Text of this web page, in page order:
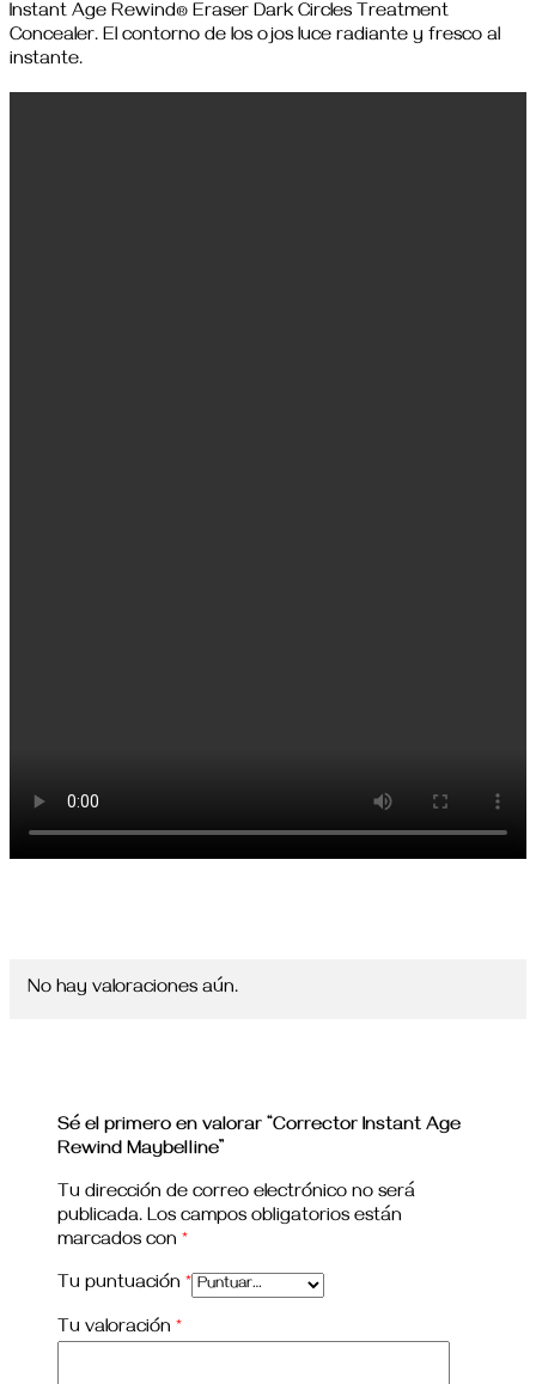
Instant Age Rewind® Eraser Dark Circles Treatment
Concealer. El contorno de los ojos luce radiante y fresco al
instante.
No hay valoraciones aún.
Sé el primero en valorar “Corrector Instant Age
Rewind Maybelline”
Tu dirección de correo electrónico no será
publicada. Los campos obligatorios están
marcados con *
Tu puntuación *
Tu valoración *